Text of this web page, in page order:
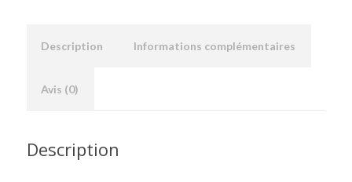
Description Informations complémentaires
Avis (0)
Description